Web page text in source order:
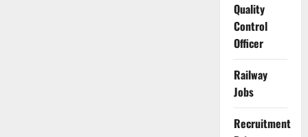
Quality
Control
Officer
Railway
Jobs
Recruitment